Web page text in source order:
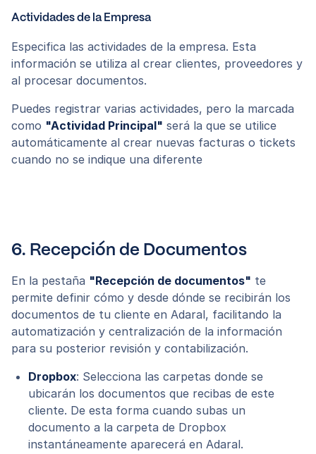
Actividades de la Empresa
Especifica las actividades de la empresa. Esta
información se utiliza al crear clientes, proveedores y
al procesar documentos.
Puedes registrar varias actividades, pero la marcada
como "Actividad Principal" será la que se utilice
automáticamente al crear nuevas facturas o tickets
cuando no se indique una diferente
6. Recepción de Documentos
En la pestaña "Recepción de documentos" te
permite definir cómo y desde dónde se recibirán los
documentos de tu cliente en Adaral, facilitando la
automatización y centralización de la información
para su posterior revisión y contabilización.
Dropbox: Selecciona las carpetas donde se
ubicarán los documentos que recibas de este
cliente. De esta forma cuando subas un
documento a la carpeta de Dropbox
instantáneamente aparecerá en Adaral.